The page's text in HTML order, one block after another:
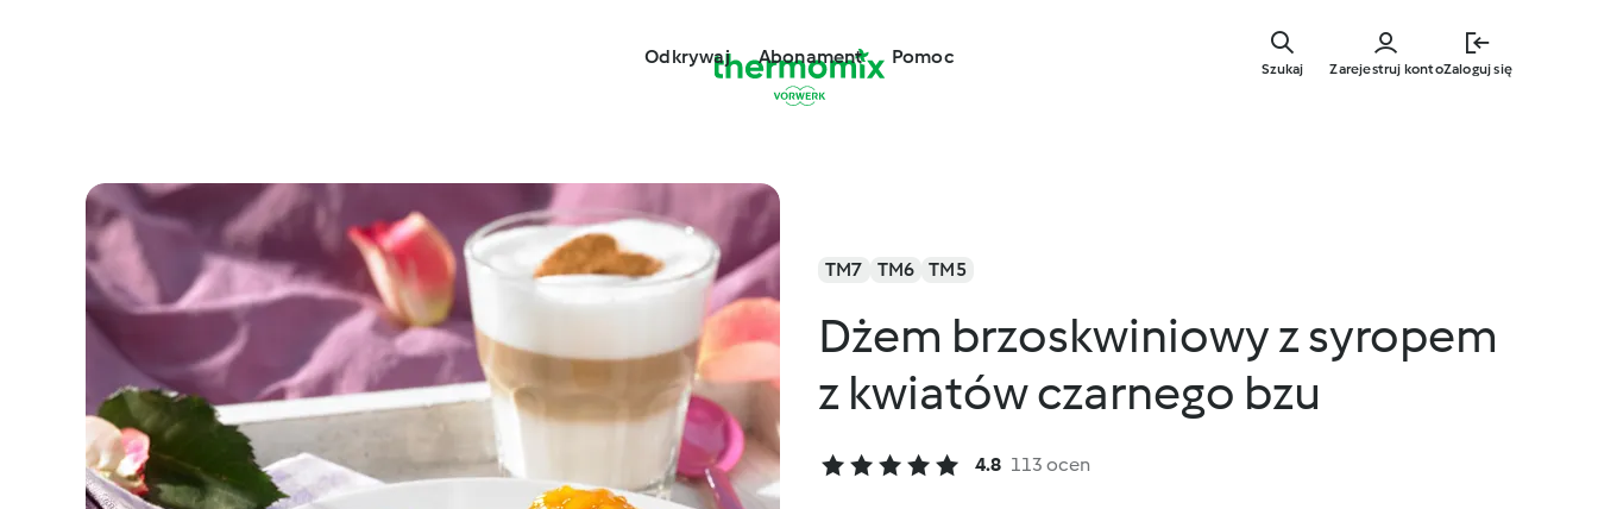
głównej
Odkrywaj Abonament Pomoc
Zarejestruj kontoZaloguj się
Szukaj
TM7 TM6 TM5
Dżem brzoskwiniowy z syropem
z kwiatów czarnego bzu
4.8 113 ocen